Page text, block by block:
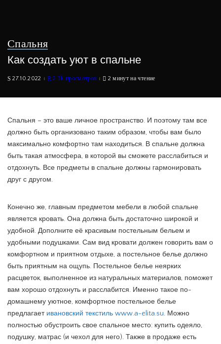
Спальня
Как создать уют в спальне
27.10.2022 2.3k просмотров 2 минут на чтение
Спальня – это ваше личное пространство. И поэтому там все
должно быть организовано таким образом, чтобы вам было
максимально комфортно там находиться. В спальне должна
быть такая атмосфера, в которой вы сможете расслабиться и
отдохнуть. Все предметы в спальне должны гармонировать
друг с другом.
Конечно же, главным предметом мебели в любой спальне
является кровать. Она должна быть достаточно широкой и
удобной. Дополните её красивым постельным бельем и
удобными подушками. Сам вид кровати должен говорить вам о
комфортном и приятном отдыхе, а постельное белье должно
быть приятным на ощупь. Постельное белье неярких
расцветок, выполненное из натуральных материалов, поможет
вам хорошо отдохнуть и расслабится. Именно такое по-
домашнему уютное, комфортное постельное белье
предлагает ивановский текстиль www.a-elita.su. Можно
полностью обустроить свое спальное место: купить одеяло,
подушку, матрас (и чехол для него). Также в продаже есть